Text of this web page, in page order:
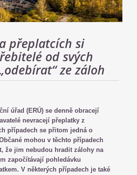
přeplatcích si
od svých
ze záloh
úřad (ERÚ) se denně obracejí
nevracejí přeplatky z
případech se přitom jedná o
mohou v těchto případech
že jim nebudou hradit zálohy na
započítávají pohledávku
V některých případech je také